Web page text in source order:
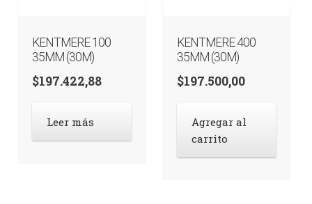
KENTMERE 100
35MM (30M)
$197.422,88
Leer más
KENTMERE 400
35MM (30M)
$197.500,00
Agregar al
carrito